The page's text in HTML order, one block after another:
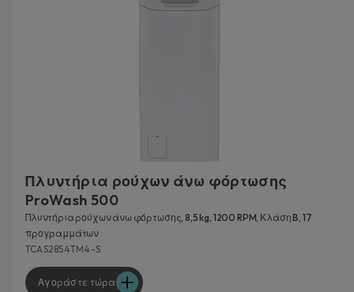
Πλυντήρια ρούχων άνω φόρτωσης
ProWash 500
Πλυντήρια ρούχων άνω φόρτωσης, 8,5 kg, 1200 RPM, Κλάση B, 17
προγραμμάτων
TCAS2854TM4-S
Αγοράστε τώρα